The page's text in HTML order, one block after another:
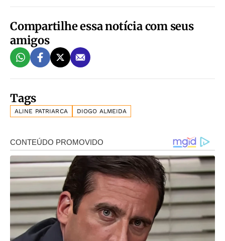
Compartilhe essa notícia com seus
amigos
Tags
ALINE PATRIARCA DIOGO ALMEIDA